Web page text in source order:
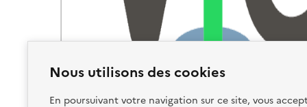
Nous utilisons des cookies
En poursuivant votre navigation sur ce site, vous